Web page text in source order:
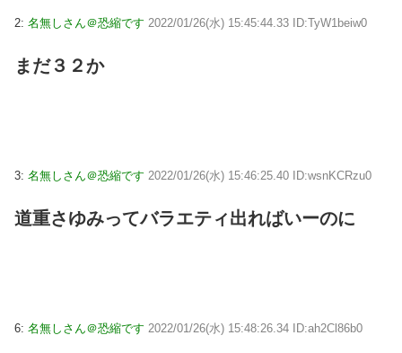
2: 名無しさん＠恐縮です 2022/01/26(水) 15:45:44.33 ID:TyW1beiw0
まだ３２か
3: 名無しさん＠恐縮です 2022/01/26(水) 15:46:25.40 ID:wsnKCRzu0
道重さゆみってバラエティ出ればいーのに
6: 名無しさん＠恐縮です 2022/01/26(水) 15:48:26.34 ID:ah2Cl86b0